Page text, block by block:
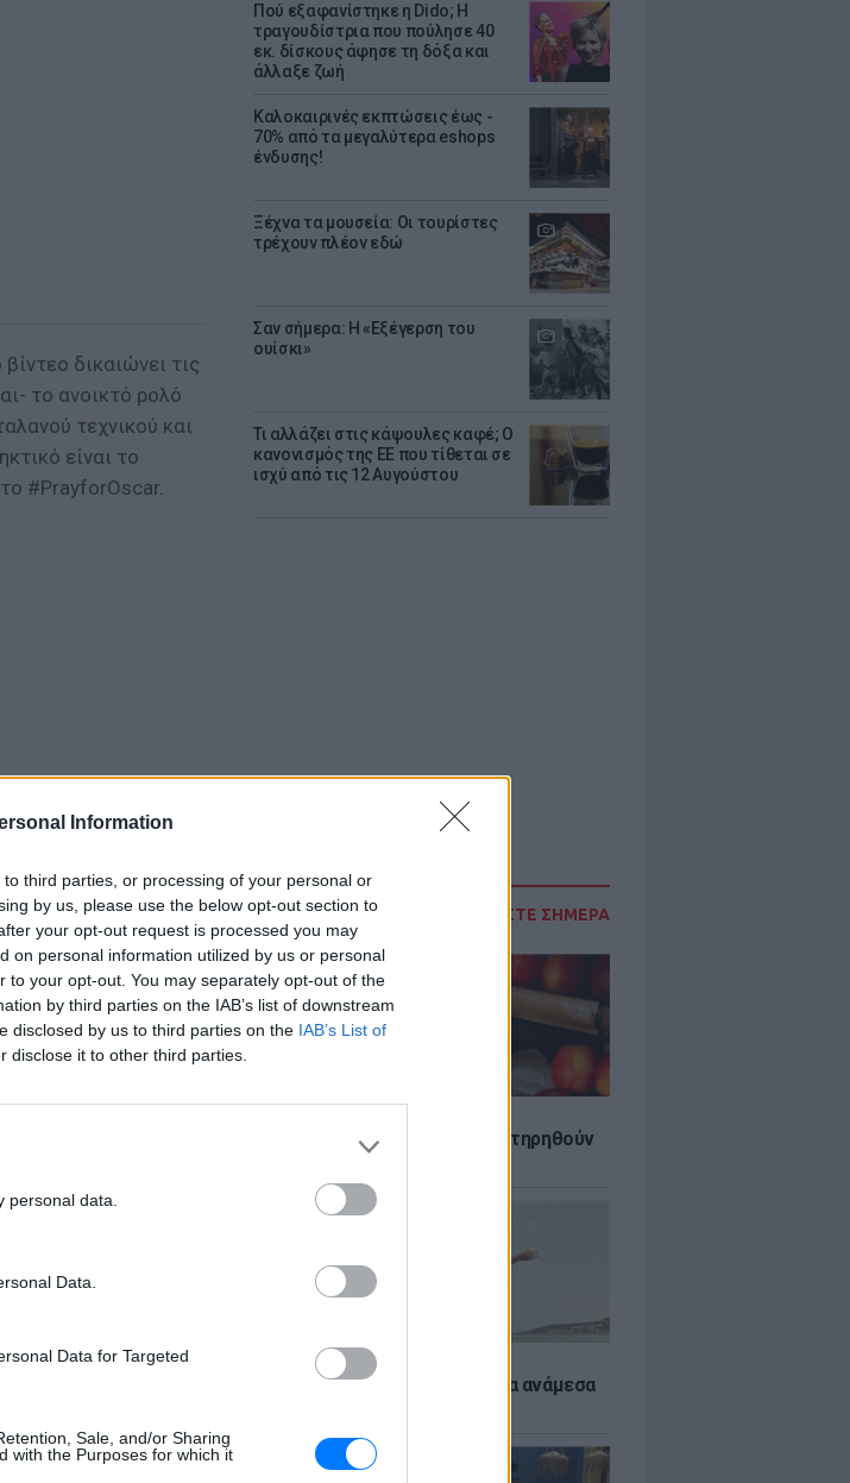
Information
third parties, or processing of your personal or
by us, please use the below opt-out section to
your opt-out request is processed you may
on personal information utilized by us or personal
to your opt-out. You may separately opt-out of the
by third parties on the IAB’s list of downstream
disclosed by us to third parties on the IAB’s List of
disclose it to other third parties.
personal data.
Data.
Data for Targeted
Sale, and/or Sharing
with the Purposes for which it
Πού εξαφανίστηκε η Dido; Η
τραγουδίστρια που πούλησε 40
εκ. δίσκους άφησε τη δόξα και
άλλαξε ζωή
Καλοκαιρινές εκπτώσεις έως -
70% από τα μεγαλύτερα eshops
ένδυσης!
Ξέχνα τα μουσεία: Οι τουρίστες
τρέχουν πλέον εδώ
Σαν σήμερα: Η «Εξέγερση του
ουίσκι»
Τι αλλάζει στις κάψουλες καφέ; Ο
κανονισμός της ΕΕ που τίθεται σε
ισχύ από τις 12 Αυγούστου
ΔΙΑΒΑΣΤΕ ΣΗΜΕΡΑ
6 φρούτα που μπορουν να διατηρηθούν
Πώς να αποφύγεις το σύγκαμα ανάμεσα
δικαιώνει τις
το ανοικτό ρολό
τεχνικού και
είναι το
#PrayforOscar.
μάθετε πρώτοιτα